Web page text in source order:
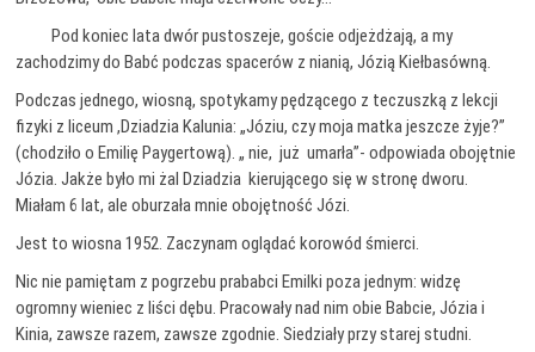
Pod koniec lata dwór pustoszeje, goście odjeżdżają, a my
zachodzimy do Babć podczas spacerów z nianią, Józią Kiełbasówną.
Podczas jednego, wiosną, spotykamy pędzącego z teczuszką z lekcji
fizyki z liceum ,Dziadzia Kalunia: „Józiu, czy moja matka jeszcze żyje?”
(chodziło o Emilię Paygertową). „ nie, już umarła”- odpowiada obojętnie
Józia. Jakże było mi żal Dziadzia kierującego się w stronę dworu.
Miałam 6 lat, ale oburzała mnie obojętność Józi.
Jest to wiosna 1952. Zaczynam oglądać korowód śmierci.
Nic nie pamiętam z pogrzebu prababci Emilki poza jednym: widzę
ogromny wieniec z liści dębu. Pracowały nad nim obie Babcie, Józia i
Kinia, zawsze razem, zawsze zgodnie. Siedziały przy starej studni.